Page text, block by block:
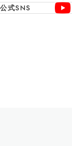
公式SNS